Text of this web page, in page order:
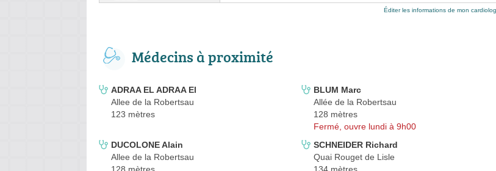
Éditer les informations de mon
Médecins à proximité
ADRAA EL ADRAA El
Allee de la Robertsau
123 mètres
BLUM Marc
Allée de la Robertsau
128 mètres
Fermé, ouvre lundi à 9h00
DUCOLONE Alain
Allee de la Robertsau
SCHNEIDER Richard
Quai Rouget de Lisle